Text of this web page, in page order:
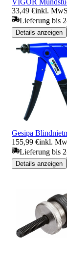
33,49 €inkl.
Lieferung bis
Details anzeigen
Gesipa
155,99 €inkl.
Lieferung bis
Details anzeigen